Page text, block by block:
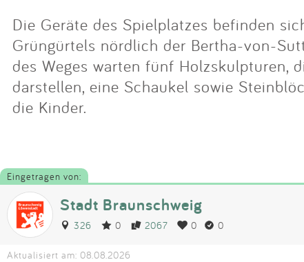
Die Geräte des Spielplatzes befinden
Grüngürtels nördlich der Bertha-von-
des Weges warten fünf Holzskulpturen,
darstellen, eine Schaukel sowie
die Kinder.
Eingetragen von:
Stadt Braunschweig
326 0 2067 0 0
Aktualisiert am: 08.08.2026